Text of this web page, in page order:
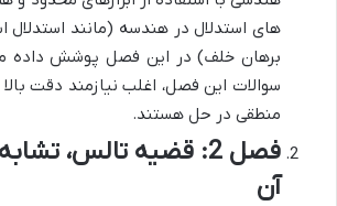
های استدلال در هندسه (مانند استدلال
برهان خلف) در این فصل پوشش داده
سوالات این فصل، اغلب نیازمند دقت
منطقی در حل هستند.
فصل 2: قضیه تالس،
آن